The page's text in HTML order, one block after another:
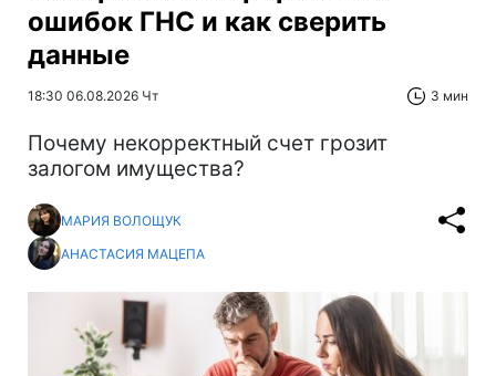
ошибок ГНС и как сверить
данные
18:30 06.08.2026 Чт 3 мин
Почему некорректный счет грозит
залогом имущества?
МАРИЯ ВОЛОЩУК
АНАСТАСИЯ МАЦЕПА